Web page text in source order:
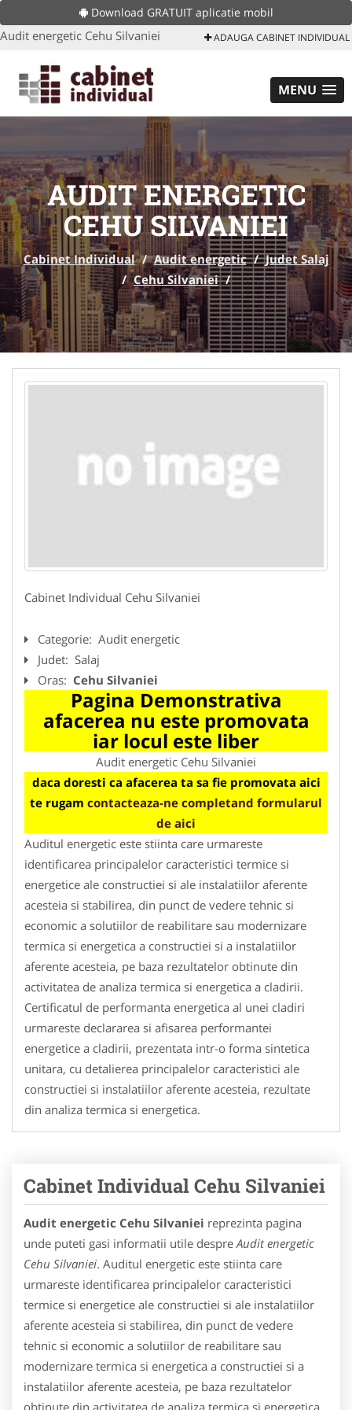
Download GRATUIT aplicatie mobil
Audit energetic Cehu Silvaniei ADAUGA CABINET INDIVIDUAL
MENU
AUDIT ENERGETIC
CEHU SILVANIEI
Cabinet Individual / Audit energetic / Judet Salaj
/ Cehu Silvaniei /
Cabinet Individual Cehu Silvaniei
Categorie: Audit energetic
Judet: Salaj
Oras: Cehu Silvaniei
Pagina Demonstrativa
afacerea nu este promovata
iar locul este liber
Audit energetic Cehu Silvaniei
daca doresti ca afacerea ta sa fie promovata aici
te rugam contacteaza-ne completand formularul
de aici
Auditul energetic este stiinta care urmareste
identificarea principalelor caracteristici termice si
energetice ale constructiei si ale instalatiilor aferente
acesteia si stabilirea, din punct de vedere tehnic si
economic a solutiilor de reabilitare sau modernizare
termica si energetica a constructiei si a instalatiilor
aferente acesteia, pe baza rezultatelor obtinute din
activitatea de analiza termica si energetica a cladirii.
Certificatul de performanta energetica al unei cladiri
urmareste declararea si afisarea performantei
energetice a cladirii, prezentata intr-o forma sintetica
unitara, cu detalierea principalelor caracteristici ale
constructiei si instalatiilor aferente acesteia, rezultate
din analiza termica si energetica.
Cabinet Individual Cehu Silvaniei
Audit energetic Cehu Silvaniei reprezinta pagina
unde puteti gasi informatii utile despre Audit energetic
Cehu Silvaniei. Auditul energetic este stiinta care
urmareste identificarea principalelor caracteristici
termice si energetice ale constructiei si ale instalatiilor
aferente acesteia si stabilirea, din punct de vedere
tehnic si economic a solutiilor de reabilitare sau
modernizare termica si energetica a constructiei si a
instalatiilor aferente acesteia, pe baza rezultatelor
obtinute din activitatea de analiza termica si energetica